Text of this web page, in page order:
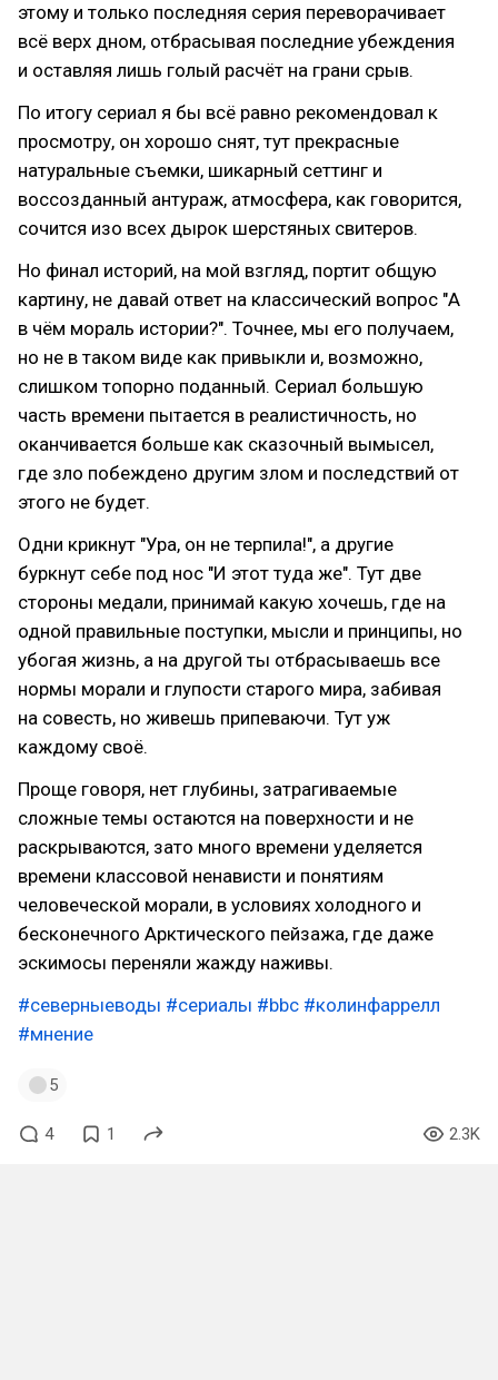
этому и только последняя серия переворачивает
всё верх дном, отбрасывая последние убеждения
и оставляя лишь голый расчёт на грани срыв.
По итогу сериал я бы всё равно рекомендовал к
просмотру, он хорошо снят, тут прекрасные
натуральные съемки, шикарный сеттинг и
воссозданный антураж, атмосфера, как говорится,
сочится изо всех дырок шерстяных свитеров.
Но финал историй, на мой взгляд, портит общую
картину, не давай ответ на классический вопрос "А
в чём мораль истории?". Точнее, мы его получаем,
но не в таком виде как привыкли и, возможно,
слишком топорно поданный. Сериал большую
часть времени пытается в реалистичность, но
оканчивается больше как сказочный вымысел,
где зло побеждено другим злом и последствий от
этого не будет.
Одни крикнут "Ура, он не терпила!", а другие
буркнут себе под нос "И этот туда же". Тут две
стороны медали, принимай какую хочешь, где на
одной правильные поступки, мысли и принципы, но
убогая жизнь, а на другой ты отбрасываешь все
нормы морали и глупости старого мира, забивая
на совесть, но живешь припеваючи. Тут уж
каждому своё.
Проще говоря, нет глубины, затрагиваемые
сложные темы остаются на поверхности и не
раскрываются, зато много времени уделяется
времени классовой ненависти и понятиям
человеческой морали, в условиях холодного и
бесконечного Арктического пейзажа, где даже
эскимосы переняли жажду наживы.
#северныеводы #сериалы #bbc #колинфаррелл
#мнение
5
4 1 2.3K